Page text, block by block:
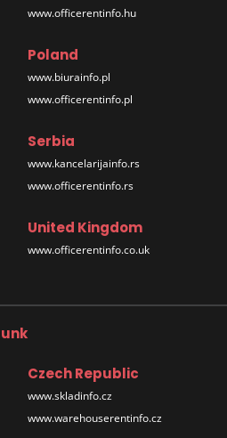
www.officerentinfo.hu
Poland
www.biurainfo.pl
www.officerentinfo.pl
Serbia
www.kancelarijainfo.rs
www.officerentinfo.rs
United Kingdom
www.officerentinfo.co.uk
Czech Republic
www.skladinfo.cz
www.warehouserentinfo.cz